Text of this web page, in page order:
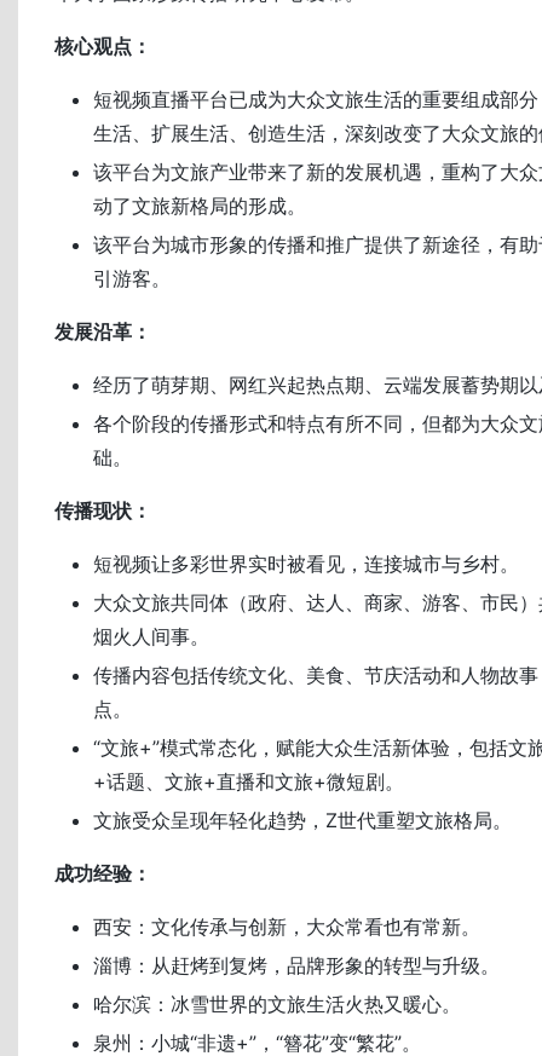
核心观点：
短视频直播平台已成为大众文旅生活的重要组成部
生活、扩展生活、创造生活，深刻改变了大众文旅
该平台为文旅产业带来了新的发展机遇，重构了大
动了文旅新格局的形成。
该平台为城市形象的传播和推广提供了新途径，有
引游客。
发展沿革：
经历了萌芽期、网红兴起热点期、云端发展蓄势期
各个阶段的传播形式和特点有所不同，但都为大众
础。
传播现状：
短视频让多彩世界实时被看见，连接城市与乡村。
大众文旅共同体（政府、达人、商家、游客、市民
烟火人间事。
传播内容包括传统文化、美食、节庆活动和人物故
点。
“文旅+”模式常态化，赋能大众生活新体验，包括文
+话题、文旅+直播和文旅+微短剧。
文旅受众呈现年轻化趋势，Z世代重塑文旅格局。
成功经验：
西安：文化传承与创新，大众常看也有常新。
淄博：从赶烤到复烤，品牌形象的转型与升级。
哈尔滨：冰雪世界的文旅生活火热又暖心。
泉州：小城“非遗+”，“簪花”变“繁花”。